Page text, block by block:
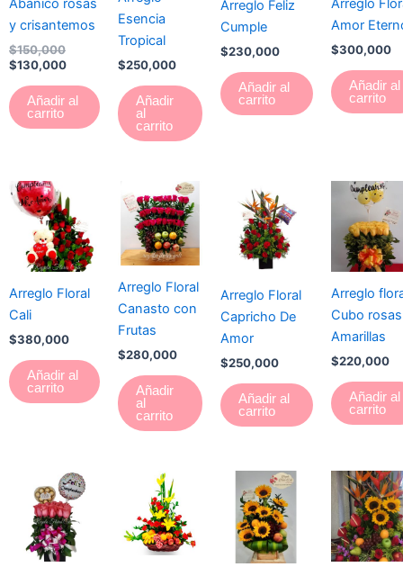
Abanico rosas
y crisantemos
$150,000
$130,000
Añadir al
carrito
Esencia
Tropical
$250,000
Añadir
al
carrito
Arreglo Feliz
Cumple
$230,000
Añadir al
carrito
Arreglo
Amor
$300,000
Añadir al
carrito
Arreglo Floral
Cali
$380,000
Añadir al
carrito
Arreglo Floral
Canasto con
Frutas
$280,000
Añadir
al
carrito
Arreglo Floral
Capricho De
Amor
$250,000
Añadir al
carrito
Arreglo
Cubo rosas
Amarillas
$220,000
Añadir al
carrito